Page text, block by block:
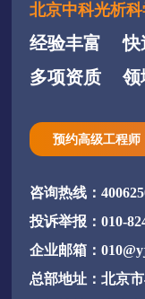
北京中科光析
经验丰富
快
多项资质
领
预约高级工程师
咨询热线：
投诉举报：010-
企业邮箱：
总部地址：北京